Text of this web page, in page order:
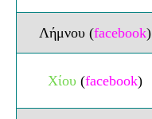
Λήμνου(facebook)
Χίου (facebook)